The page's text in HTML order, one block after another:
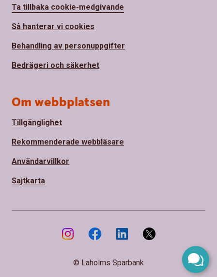
Ta tillbaka cookie-medgivande
Så hanterar vi cookies
Behandling av personuppgifter
Bedrägeri och säkerhet
Om webbplatsen
Tillgänglighet
Rekommenderade webbläsare
Användarvillkor
Sajtkarta
© Laholms Sparbank